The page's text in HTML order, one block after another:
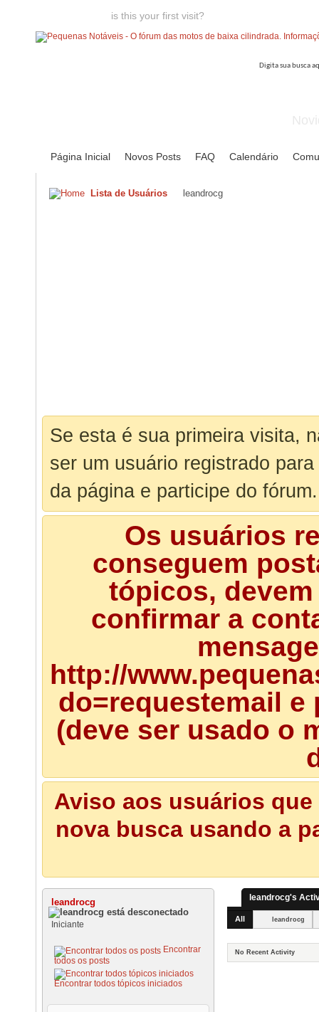
is this your first visit?
Página Inicial Novos Posts FAQ Calendário
Lista de Usuários leandrocg
Se esta é sua primeira visita,
ser um usuário registrado
da página e participe do fórum.
Os usuários
conseguem
tópicos,
confirmar a
http://
do=requestemail
(deve ser usado o
Aviso aos usuários
nova busca usando a
leandrocg
Iniciante
Encontrar
todos os posts
Encontrar todos tópicos iniciados
leandrocg's
All leandrocg
No Recent Activity